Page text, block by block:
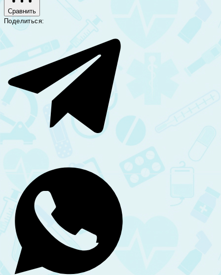
Сравнить
Поделиться: